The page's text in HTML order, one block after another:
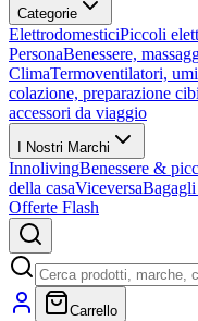
Categorie
ElettrodomesticiPiccoli
PersonaBenessere,
ClimaTermoventilatori,
colazione, preparazione cibi
accessori da viaggio
I Nostri Marchi
InnolivingBenessere &
della casaViceversa
Offerte Flash
Carrello